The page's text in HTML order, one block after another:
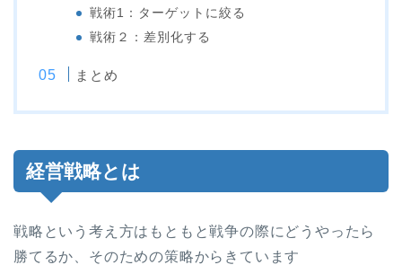
戦術1：ターゲットに絞る
戦術２：差別化する
まとめ
経営戦略とは
戦略という考え方はもともと戦争の際にどうやったら
勝てるか、そのための策略からきています